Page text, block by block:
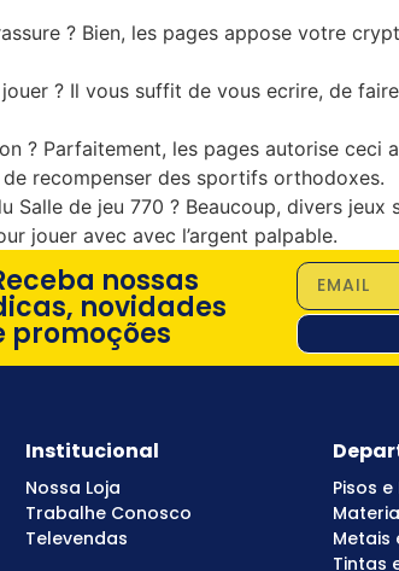
? Bien, les pages appose votre
? Il vous suffit de vous ecrire, de
? Parfaitement, les pages autorise ceci
recompenser des sportifs orthodoxes.
Salle de jeu 770 ? Beaucoup, divers
jouer avec avec l’argent palpable.
nossas
novidades
promoções
Institucional
Nossa Loja
Trabalhe Conosco
Televendas
Pisos
Metais
Tintas